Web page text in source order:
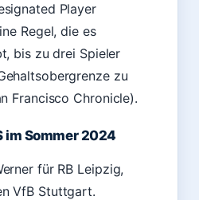
Player
Regel, die es
bis zu drei Spieler
zu
Francisco Chronicle).
im Sommer 2024
für RB Leipzig,
VfB Stuttgart.